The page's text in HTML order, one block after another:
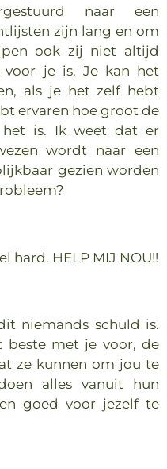
naar een
zijn lang en om
ook zij niet altijd
je is. Je kan het
als je het zelf hebt
ervaren hoe groot de
het is. Ik weet dat er
wordt naar een
gezien worden
hard. HELP MIJ NOU!!
niemands schuld is.
beste met je voor, de
ze kunnen om jou te
alles vanuit hun
goed voor jezelf te